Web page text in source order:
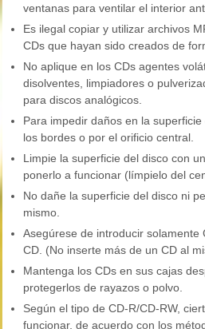
ventanas para ventilar el interior
Es ilegal copiar y utilizar archivos
CDs que hayan sido creados de
No aplique en los CDs agentes
disolventes, limpiadores o
para discos analógicos.
Para impedir daños en la
los bordes o por el orificio central.
Limpie la superficie del disco con
ponerlo a funcionar (límpielo del
No dañe la superficie del disco ni
mismo.
Asegúrese de introducir solamente
CD. (No inserte más de un CD al
Mantenga los CDs en sus cajas
protegerlos de rayazos o polvo.
Según el tipo de CD-R/CD-RW,
funcionar, de acuerdo con los